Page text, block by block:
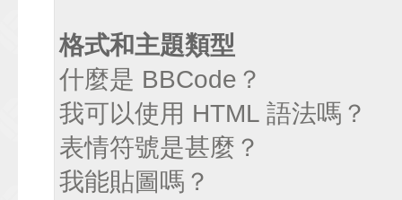
格式和主題類型
什麼是 BBCode？
我可以使用 HTML 語法嗎？
表情符號是甚麼？
我能貼圖嗎？